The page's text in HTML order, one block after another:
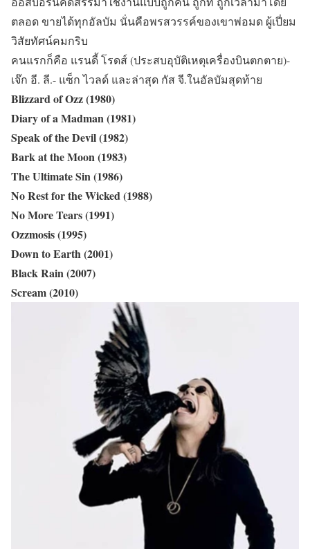
ตลอด ขายได้ทุกอัลบัม นั่นคือพรสวรรค์ของเขาพ่อมด ผู้เปี่ยม
วิสัยทัศน์คมกริบ
คนแรกก็คือ แรนดี้ โรดส์ (ประสบอุบัติเหตุเครื่องบินตกตาย)-
เจ๊ก อี. ลี.- แซ็ก ไวลด์ และล่าสุด กัส จี.ในอัลบัมสุดท้าย
Blizzard of Ozz (1980)
Diary of a Madman (1981)
Speak of the Devil (1982)
Bark at the Moon (1983)
The Ultimate Sin (1986)
No Rest for the Wicked (1988)
No More Tears (1991)
Ozzmosis (1995)
Down to Earth (2001)
Black Rain (2007)
Scream (2010)